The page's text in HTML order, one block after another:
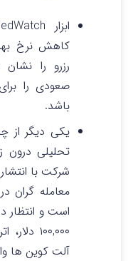
ابزار CME FedWatch احتمال
رزرو را
باشد.
یکی دیگر از
معامله گران
است و انتظار
آلت کوین ها